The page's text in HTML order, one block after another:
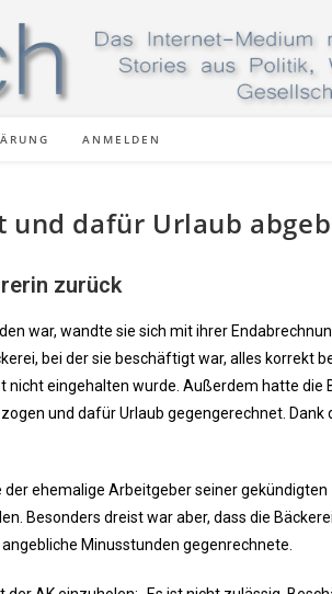
ANMELDEN
dafür Urlaub
zurück
war, wandte sie sich mit ihrer
bei der sie beschäftigt war, alles korrekt
eingehalten wurde. Außerdem hatte die
und dafür Urlaub gegengerechnet. Dank
ehemalige Arbeitgeber seiner gekündigten
Besonders dreist war aber, dass die
Minusstunden gegenrechnete.